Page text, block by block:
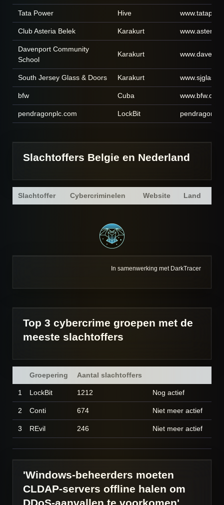
Tata Power Hive
Club Asteria Belek Karakurt
Davenport Community
School
Karakurt
South Jersey Glass & Doors Karakurt
bfw Cuba www.bfw.de
pendragonplc.com LockBit
Slachtoffers Belgie en Nederland
Slachtoffer Cybercriminelen Website Land
In samenwerking met DarkTracer
Top 3 cybercrime groepen met de
meeste slachtoffers
Groepering Aantal slachtoffers
1 LockBit 1212 Nog actief
2 Conti 674 Niet meer actief
3 REvil 246 Niet meer actief
'Windows-beheerders moeten
CLDAP-servers offline halen om
DDoS-aanvallen te voorkomen'